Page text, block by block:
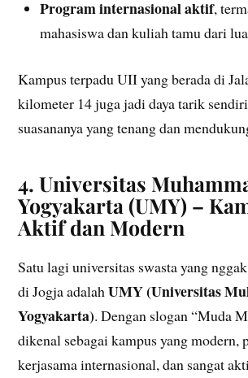
Program internasional aktif,
mahasiswa dan kuliah tamu dari
Kampus terpadu UII yang berada di
kilometer 14 juga jadi daya tarik
suasananya yang tenang dan
4. Universitas
Yogyakarta (UMY) –
Aktif dan Modern
Satu lagi universitas swasta yang
di Jogja adalahUMY (Universitas
Yogyakarta). Dengan slogan “Muda
dikenal sebagai kampus yang modern,
kerjasama internasional, dan sangat